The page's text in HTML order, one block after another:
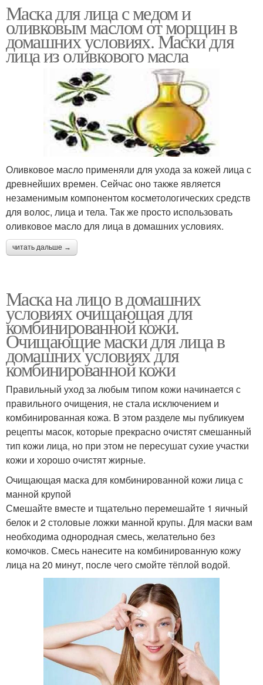
Маска для лица с медом и
оливковым маслом от морщин в
домашних условиях. Маски для
лица из оливкового масла
Оливковое масло применяли для ухода за кожей лица с
древнейших времен. Сейчас оно также является
незаменимым компонентом косметологических средств
для волос, лица и тела. Так же просто использовать
оливковое масло для лица в домашних условиях.
читать дальше →
Маска на лицо в домашних
условиях очищающая для
комбинированной кожи.
Очищающие маски для лица в
домашних условиях для
комбинированной кожи
Правильный уход за любым типом кожи начинается с
правильного очищения, не стала исключением и
комбинированная кожа. В этом разделе мы публикуем
рецепты масок, которые прекрасно очистят смешанный
тип кожи лица, но при этом не пересушат сухие участки
кожи и хорошо очистят жирные.
Очищающая маска для комбинированной кожи лица с
манной крупой
Смешайте вместе и тщательно перемешайте 1 яичный
белок и 2 столовые ложки манной крупы. Для маски вам
необходима однородная смесь, желательно без
комочков. Смесь нанесите на комбинированную кожу
лица на 20 минут, после чего смойте тёплой водой.